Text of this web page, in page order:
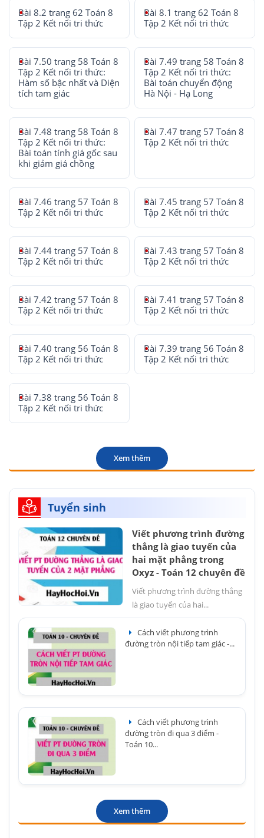
Bài 8.2 trang 62 Toán 8
Tập 2 Kết nối tri thức
Bài 8.1 trang 62 Toán 8
Tập 2 Kết nối tri thức
Bài 7.50 trang 58 Toán 8
Tập 2 Kết nối tri thức:
Hàm số bậc nhất và Diện
tích tam giác
Bài 7.49 trang 58 Toán 8
Tập 2 Kết nối tri thức:
Bài toán chuyển động
Hà Nội - Hạ Long
Bài 7.48 trang 58 Toán 8
Tập 2 Kết nối tri thức:
Bài toán tính giá gốc sau
khi giảm giá chồng
Bài 7.47 trang 57 Toán 8
Tập 2 Kết nối tri thức
Bài 7.46 trang 57 Toán 8
Tập 2 Kết nối tri thức
Bài 7.45 trang 57 Toán 8
Tập 2 Kết nối tri thức
Bài 7.44 trang 57 Toán 8
Tập 2 Kết nối tri thức
Bài 7.43 trang 57 Toán 8
Tập 2 Kết nối tri thức
Bài 7.42 trang 57 Toán 8
Tập 2 Kết nối tri thức
Bài 7.41 trang 57 Toán 8
Tập 2 Kết nối tri thức
Bài 7.40 trang 56 Toán 8
Tập 2 Kết nối tri thức
Bài 7.39 trang 56 Toán 8
Tập 2 Kết nối tri thức
Bài 7.38 trang 56 Toán 8
Tập 2 Kết nối tri thức
Xem thêm
Tuyển sinh
Viết phương trình đường
thẳng là giao tuyến của
hai mặt phẳng trong
Oxyz - Toán 12 chuyên đề
Viết phương trình đường thẳng
là giao tuyến của hai...
Cách viết phương trình
đường tròn nội tiếp tam giác -...
Cách viết phương trình
đường tròn đi qua 3 điểm -
Toán 10...
Xem thêm